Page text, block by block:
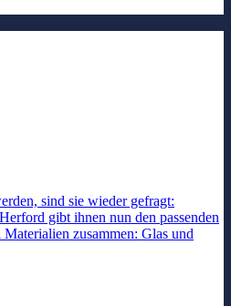
sind sie wieder gefragt:
gibt ihnen nun den passenden
zusammen: Glas und